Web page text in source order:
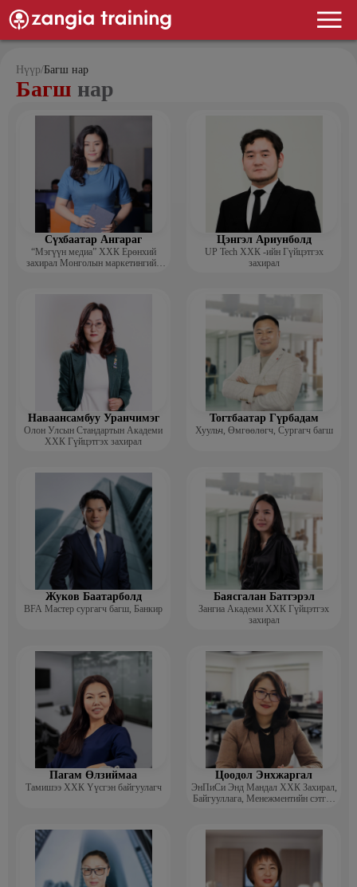
Нүүр/Багш нар
Багш нар
Сүхбаатар Ангараг
“Мэгүүн медиа” ХХК Ерөнхий
захирал Монголын маркетингийн
Цэнгэл Ариунболд
UP Tech ХХК -ийн Гүйцэтгэх
захирал
Наваансамбуу Уранчимэг
Олон Улсын Стандартын Академи
ХХК Гүйцэтгэх захирал
Тогтбаатар Гүрбадам
Хуульч, Өмгөөлөгч, Сургагч багш
Жуков Баатарболд
BFA Мастер сургагч багш, Банкир
Баясгалан Батгэрэл
Зангиа Академи ХХК Гүйцэтгэх
захирал
Пагам Өлзиймаа
Тамишээ ХХК Үүсгэн байгуулагч
Цоодол Энхжаргал
ЭнПиСи Энд Мандал ХХК Захирал,
Байгууллага, Менежментийн сэтгэл